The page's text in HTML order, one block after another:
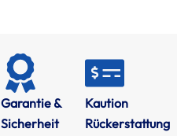
Garantie &
Sicherheit
Kaution
Rückerstattung